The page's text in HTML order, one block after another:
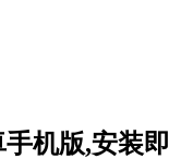
机版,安装即